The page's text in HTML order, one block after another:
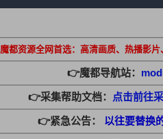
魔都资源全网首选：高清画质、热播影
👉魔都导航站：
👉采集帮助文档： 点击前往
👉紧急公告： 以往要替换